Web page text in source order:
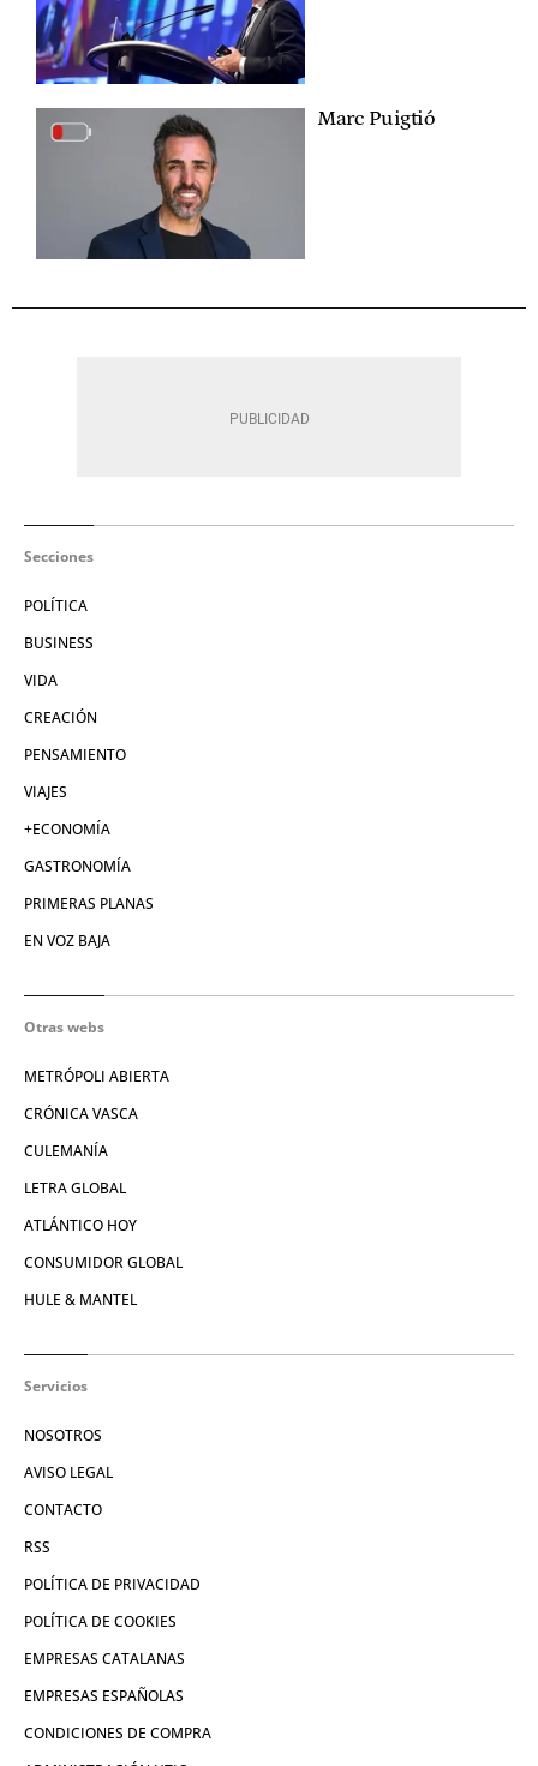
Marc Puigtió
Secciones
POLÍTICA
BUSINESS
VIDA
CREACIÓN
PENSAMIENTO
VIAJES
+ECONOMÍA
GASTRONOMÍA
PRIMERAS PLANAS
EN VOZ BAJA
Otras webs
METRÓPOLI ABIERTA
CRÓNICA VASCA
CULEMANÍA
LETRA GLOBAL
ATLÁNTICO HOY
CONSUMIDOR GLOBAL
HULE & MANTEL
Servicios
NOSOTROS
AVISO LEGAL
CONTACTO
RSS
POLÍTICA DE PRIVACIDAD
POLÍTICA DE COOKIES
EMPRESAS CATALANAS
EMPRESAS ESPAÑOLAS
CONDICIONES DE COMPRA